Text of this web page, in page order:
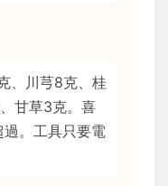
、川芎8克、桂
甘草3克。喜
。工具只要電